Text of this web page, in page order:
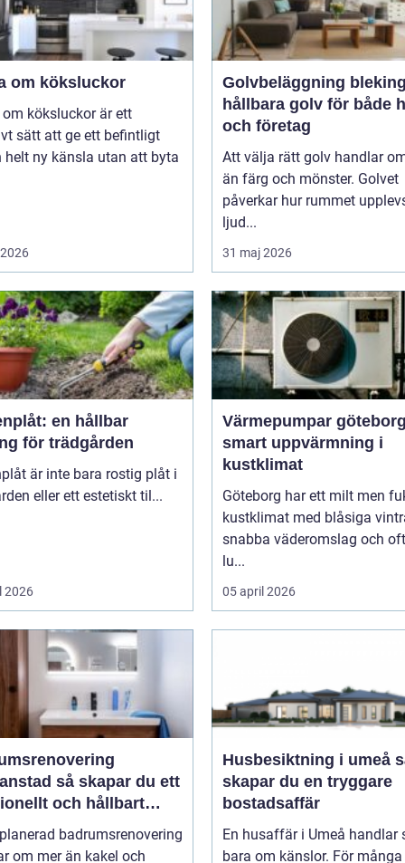
om köksluckor
köksluckor är ett
sätt att ge ett befintligt
helt ny känsla utan att byta
Golvbeläggning
hållbara golv för både
och företag
Att välja rätt golv handlar
än färg och mönster. Golvet
påverkar hur rummet
ljud...
31 maj 2026
en hållbar
för trädgården
är inte bara rostig plåt i
eller ett estetiskt til...
2026
Värmepumpar
smart uppvärmning i
kustklimat
Göteborg har ett milt men
kustklimat med blåsiga
snabba väderomslag och
lu...
05 april 2026
skapar du ett
och hållbart
badrumsrenovering
om mer än kakel och
Husbesiktning i umeå så
skapar du en tryggare
bostadsaffär
En husaffär i Umeå handlar
bara om känslor. För